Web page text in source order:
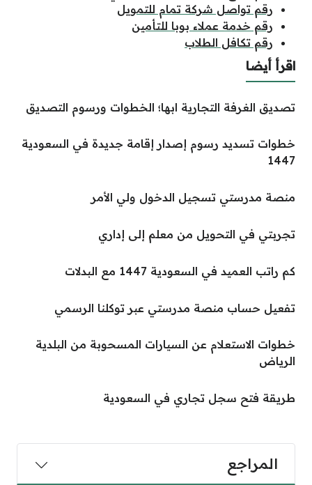
رقم تواصل شركة تمام للتمويل
رقم خدمة عملاء بوبا للتأمين
رقم تكافل الطلاب
اقرأ أيضا
تصديق الغرفة التجارية ابها؛ الخطوات ورسوم التصديق
خطوات تسديد رسوم إصدار إقامة جديدة في السعودية
1447
منصة مدرستي تسجيل الدخول ولي الأمر
تجربتي في التحويل من معلم إلى إداري
كم راتب العميد في السعودية 1447 مع البدلات
تفعيل حساب منصة مدرستي عبر توكلنا الرسمي
خطوات الاستعلام عن السيارات المسحوبة من البلدية
الرياض
طريقة فتح سجل تجاري في السعودية
المراجع